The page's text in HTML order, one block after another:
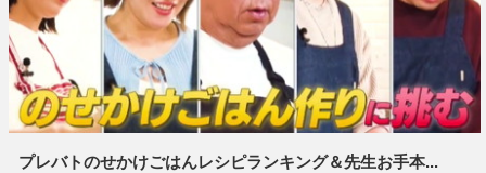
プレバトのせかけごはんレシピランキング＆先生お手本...